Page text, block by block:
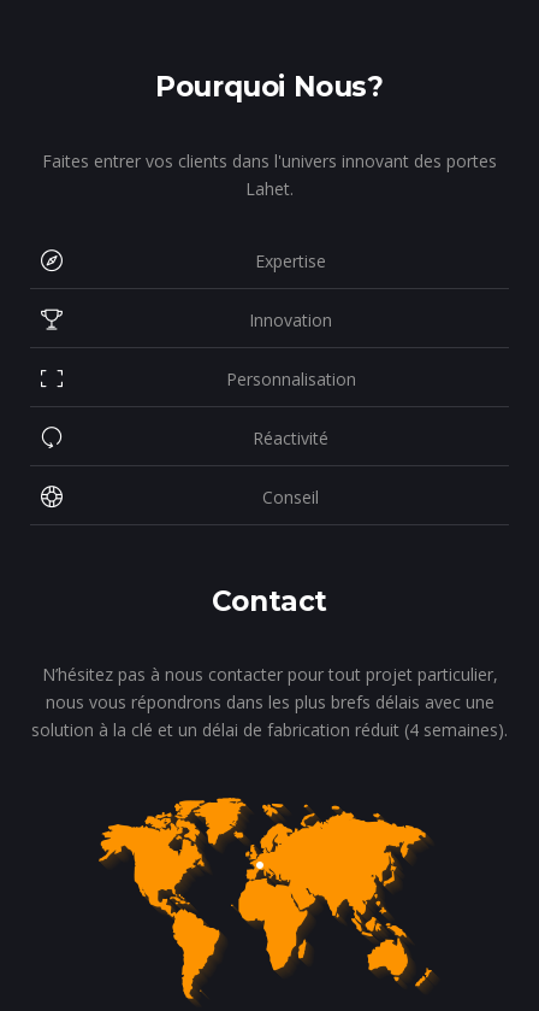
Pourquoi Nous?
Faites entrer vos clients dans l'univers innovant des portes
Lahet.
Expertise
Innovation
Personnalisation
Réactivité
Conseil
Contact
N’hésitez pas à nous contacter pour tout projet particulier,
nous vous répondrons dans les plus brefs délais avec une
solution à la clé et un délai de fabrication réduit (4 semaines).